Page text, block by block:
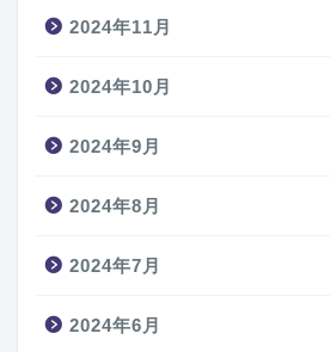
2024年11月
2024年10月
2024年9月
2024年8月
2024年7月
2024年6月